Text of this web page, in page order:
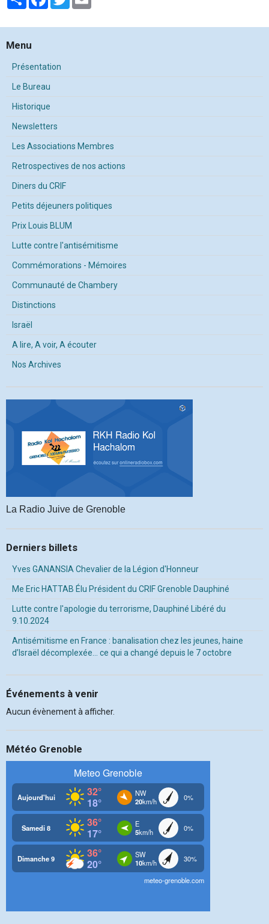
Menu
Présentation
Le Bureau
Historique
Newsletters
Les Associations Membres
Retrospectives de nos actions
Diners du CRIF
Petits déjeuners politiques
Prix Louis BLUM
Lutte contre l'antisémitisme
Commémorations - Mémoires
Communauté de Chambery
Distinctions
Israël
A lire, A voir, A écouter
Nos Archives
La Radio Juive de Grenoble
Derniers billets
Yves GANANSIA Chevalier de la Légion d'Honneur
Me Eric HATTAB Élu Président du CRIF Grenoble Dauphiné
Lutte contre l'apologie du terrorisme, Dauphiné Libéré du
9.10.2024
Antisémitisme en France : banalisation chez les jeunes, haine
d’Israël décomplexée… ce qui a changé depuis le 7 octobre
Événements à venir
Aucun évènement à afficher.
Météo Grenoble